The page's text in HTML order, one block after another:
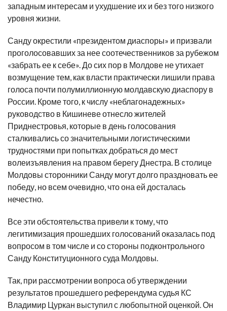
западным интересам и ухудшение их и без того низкого
уровня жизни.
Санду окрестили «президентом диаспоры» и призвали
проголосовавших за нее соотечественников за рубежом
«забрать ее к себе». До сих пор в Молдове не утихает
возмущение тем, как власти практически лишили права
голоса почти полумиллионную молдавскую диаспору в
России. Кроме того, к числу «неблагонадежных»
руководство в Кишиневе отнесло жителей
Приднестровья, которые в день голосования
сталкивались со значительными логистическими
трудностями при попытках добраться до мест
волеизъявления на правом берегу Днестра. В столице
Молдовы сторонники Санду могут долго праздновать ее
победу, но всем очевидно, что она ей досталась
нечестно.
Все эти обстоятельства привели к тому, что
легитимизация прошедших голосований оказалась под
вопросом в том числе и со стороны подконтрольного
Санду Конституционного суда Молдовы.
Так, при рассмотрении вопроса об утверждении
результатов прошедшего референдума судья КС
Владимир Цуркан выступил с любопытной оценкой. Он